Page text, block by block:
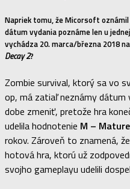
Napriek tomu, že Micorsoft
dátum vydania poznáme len u
vychádza 20. marca/března 2018
Decay 2?
Zombie survival, ktorý sa vo
op, má zatiaľ neznámy dátum
dobe zmeniť, pretože hra
udelila hodnotenie M – Mature
rokov. Zároveň to znamená,
hotová hra, ktorú už
svojho gameplayu udelili